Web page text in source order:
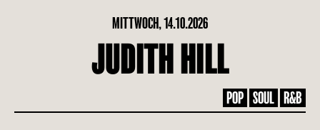
MITTWOCH, 14.10.2026
JUDITH HILL
POP SOUL R&B